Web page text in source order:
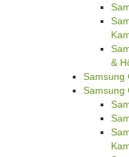
&
Samsung
Samsung